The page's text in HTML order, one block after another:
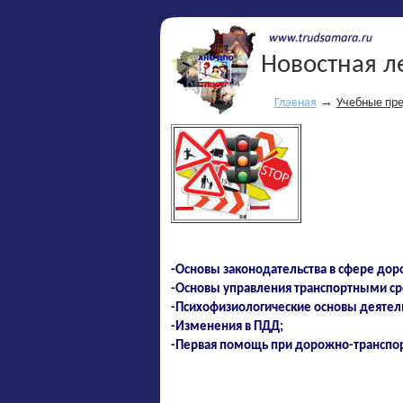
Новостная
Главная → Учебные
-Основы законодательства в сфере
-Основы управления транспортными
-Психофизиологические основы
-Изменения в ПДД;
-Первая помощь при дорожно-